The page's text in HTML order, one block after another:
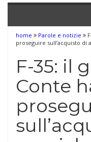
home Parole e notizie
proseguire sull’acquisto di
F-35: il
Conte